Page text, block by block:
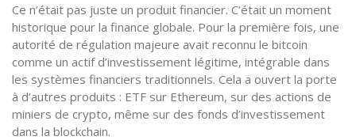
Ce n’était pas juste un produit financier. C’était un moment
historique pour la finance globale. Pour la première fois, une
autorité de régulation majeure avait reconnu le bitcoin
comme un actif d’investissement légitime, intégrable dans
les systèmes financiers traditionnels. Cela a ouvert la porte
à d’autres produits : ETF sur Ethereum, sur des actions de
miniers de crypto, même sur des fonds d’investissement
dans la blockchain.